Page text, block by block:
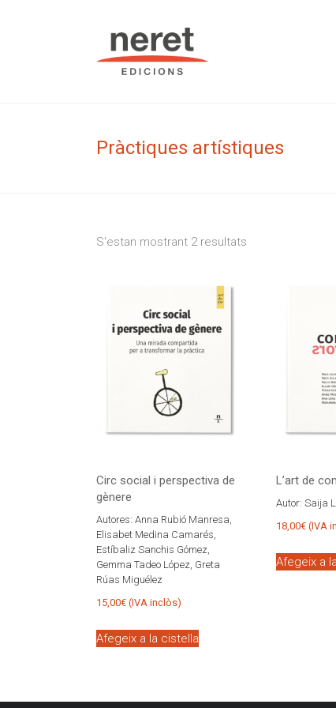
Pràctiques artístiques
S'estan mostrant 2 resultats
Circ social i perspectiva de
gènere
Autores: Anna Rubió Manresa,
Elisabet Medina Camarés,
Estíbaliz Sanchis Gómez,
Gemma Tadeo López, Greta
Rúas Miguélez
15,00€ (IVA inclòs)
Afegeix a la cistella
L’art de
Autor: Saija
18,00€ (IVA
Afegeix a